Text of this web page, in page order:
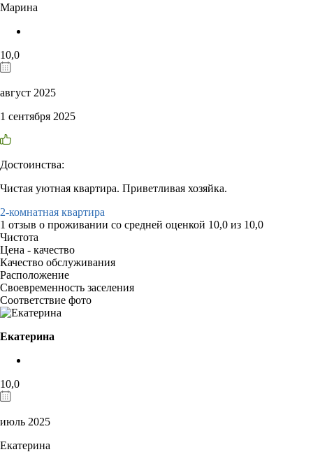
Марина
10,0
август 2025
1 сентября 2025
Достоинства:
Чистая уютная квартира. Приветливая хозяйка.
2-комнатная квартира
1 отзыв о проживании со средней оценкой 10,0 из 10,0
Чистота
Цена - качество
Качество обслуживания
Расположение
Своевременность заселения
Соответствие фото
Екатерина
10,0
июль 2025
Екатерина